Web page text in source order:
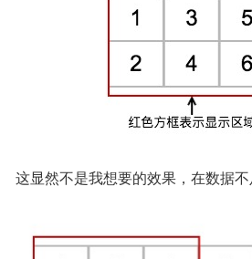
这显然不是我想要的效果，在数据